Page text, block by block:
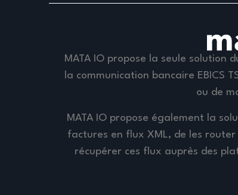
MATA IO propose la seule solution
la communication bancaire EBICS
ou de
MATA IO propose également la
factures en flux XML, de les
récupérer ces flux auprès des